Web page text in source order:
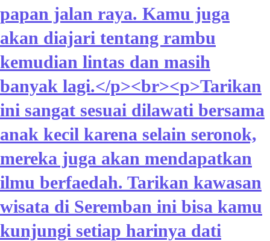
papan jalan raya. Kamu juga
akan diajari tentang rambu
kemudian lintas dan masih
banyak lagi.</p><br><p>Tarikan
ini sangat sesuai dilawati bersama
anak kecil karena selain seronok,
mereka juga akan mendapatkan
ilmu berfaedah. Tarikan kawasan
wisata di Seremban ini bisa kamu
kunjungi setiap harinya dati